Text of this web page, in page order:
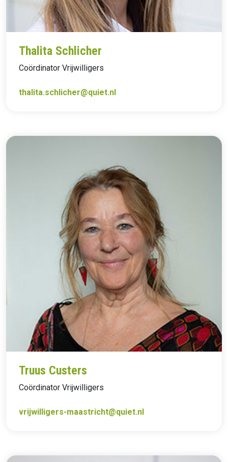
Thalita Schlicher
Coördinator Vrijwilligers
thalita.schlicher@quiet.nl
Truus Custers
Coördinator Vrijwilligers
vrijwilligers-maastricht@quiet.nl